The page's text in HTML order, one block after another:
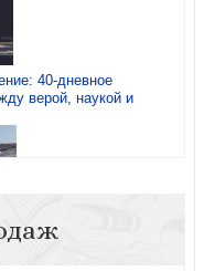
сердце
40-дневное
верой, наукой и